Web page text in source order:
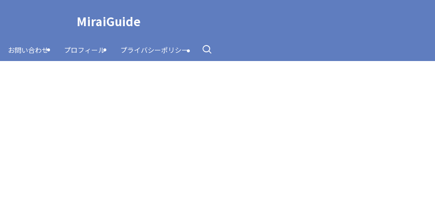
MiraiGuide
お問い合わせ プロフィール プライバシーポリシー